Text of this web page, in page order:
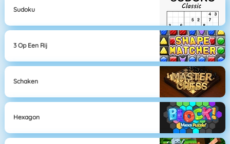
Sudoku
3 Op Een Rij
Schaken
Hexagon